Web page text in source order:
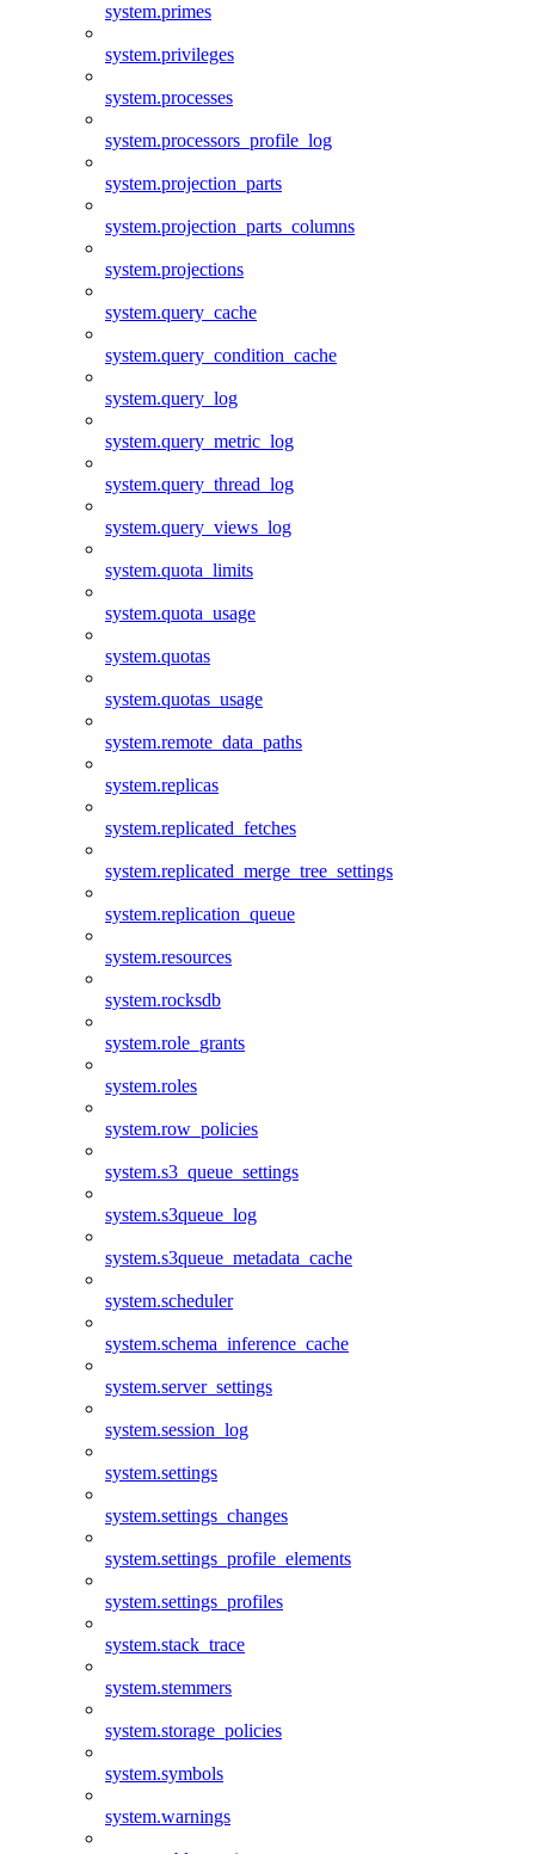
system.primes
system.privileges
system.processes
system.processors_profile_log
system.projection_parts
system.projection_parts_columns
system.projections
system.query_cache
system.query_condition_cache
system.query_log
system.query_metric_log
system.query_thread_log
system.query_views_log
system.quota_limits
system.quota_usage
system.quotas
system.quotas_usage
system.remote_data_paths
system.replicas
system.replicated_fetches
system.replicated_merge_tree_settings
system.replication_queue
system.resources
system.rocksdb
system.role_grants
system.roles
system.row_policies
system.s3_queue_settings
system.s3queue_log
system.s3queue_metadata_cache
system.scheduler
system.schema_inference_cache
system.server_settings
system.session_log
system.settings
system.settings_changes
system.settings_profile_elements
system.settings_profiles
system.stack_trace
system.stemmers
system.storage_policies
system.symbols
system.warnings